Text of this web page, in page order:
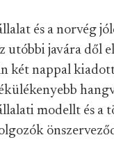
és a norvég
javára dől
két nappal
modellt és a